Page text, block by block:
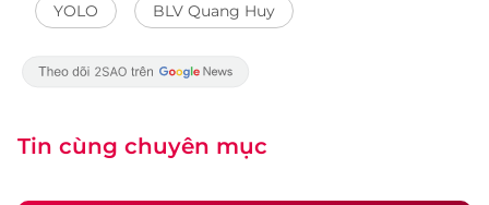
YOLO BLV Quang Huy
Tin cùng chuyên mục